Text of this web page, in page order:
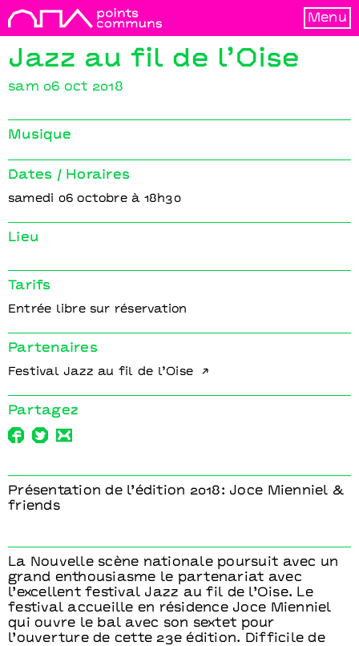
Menu
Jazz au fil de l’Oise
sam 06 oct 2018
Présentation de l’édition 2018: Joce Mienniel &
friends
La Nouvelle scène nationale poursuit avec un
grand enthousiasme le partenariat avec
l’excellent festival Jazz au fil de l’Oise. Le
festival accueille en résidence Joce Mienniel
qui ouvre le bal avec son sextet pour
l’ouverture de cette 23e édition. Difficile de
Musique
Dates / Horaires
samedi 06 octobre à 18h30
Lieu
Tarifs
Entrée libre sur réservation
Partenaires
Festival Jazz au fil de l’Oise
Partagez